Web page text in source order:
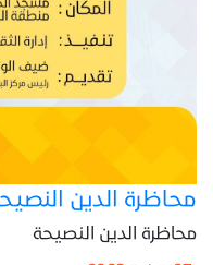
محاظرة الدين
محاظرة الدين النصيحة